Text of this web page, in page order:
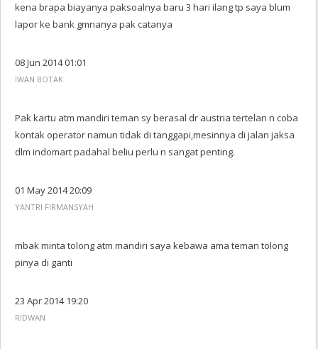
kena brapa biayanya paksoalnya baru 3 hari ilang tp saya blum
lapor ke bank gmnanya pak catanya
08 Jun 2014 01:01
IWAN BOTAK
Pak kartu atm mandiri teman sy berasal dr austria tertelan n coba
kontak operator namun tidak di tanggapi,mesinnya di jalan jaksa
dlm indomart padahal beliu perlu n sangat penting.
01 May 2014 20:09
YANTRI FIRMANSYAH
mbak minta tolong atm mandiri saya kebawa ama teman tolong
pinya di ganti
23 Apr 2014 19:20
RIDWAN